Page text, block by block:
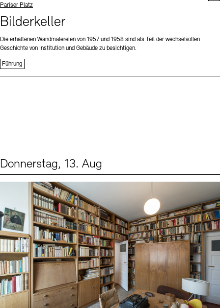
Standort
Pariser Platz
Bilderkeller
Die erhaltenen Wandmalereien von 1957 und 1958 sind als Teil der wechselvollen
Geschichte von Institution und Gebäude zu besichtigen.
Führung
Donnerstag, 13. Aug